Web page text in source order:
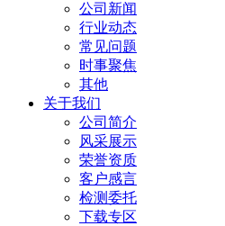
公司新闻
行业动态
常见问题
时事聚焦
其他
关于我们
公司简介
风采展示
荣誉资质
客户感言
检测委托
下载专区